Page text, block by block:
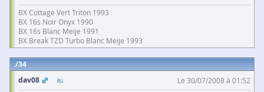
BX Cottage Vert Triton 1993
BX 16s Noir Onyx 1990
BX 16s Blanc Meije 1991
BX Break TZD Turbo Blanc Meije 1993
34
dav08
Le 30/07/2008 à 01:52